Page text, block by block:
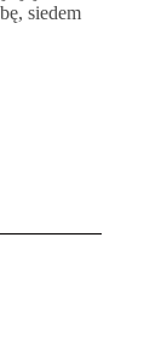
siedem